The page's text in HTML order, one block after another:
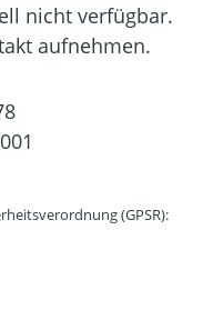
nicht verfügbar.
aufnehmen.
(GPSR):